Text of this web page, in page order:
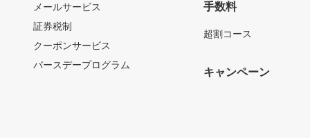
メールサービス
証券税制
クーポンサービス
バースデープログラム
手数料
超割コース
キャンペーン